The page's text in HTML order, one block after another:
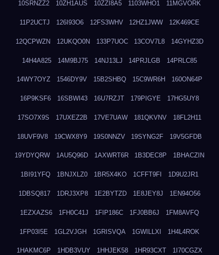
10SRNZZ2 10ZH1AUS 10ZZI8A5 1103WHO1 11MGVORK
11P2UCTJ 126I93O6 12FS3WHV 12HZ1JWW 12K469CE
12QCPWZN 12UKQO0N 133P7UOC 13COV7L8 14GYHZ3D
14H4A825 14M9BJ75 14NJ13LJ 14PRJLGB 14PRLC85
14WY7OYZ 1546DY9V 15B2SHBQ 15C9WR6H 160ON64P
16P9KSF6 16SBWI43 16U7RZJT 179PIGYE 17HG5UY8
17SO7X9S 17UXEZ2B 17VE7UAW 181QKVNV 18FL2H11
18UVF9V8 19CWX8Y9 19S0NNZV 19SYNG2F 19V5GFDB
19YDYQRW 1AU5Q96D 1AXWRT6R 1B3DEC8P 1BHACZIN
1BI91YFQ 1BNJXLZ0 1BR5X4KO 1CFFT9FI 1D9U2JR1
1DBSQ817 1DRJ3XP8 1E2BYTZD 1E8JEY8J 1EN94O56
1EZXAZS6 1FH0C41J 1FIP186C 1FJ0BB6J 1FM8AVFQ
1FP03I5E 1GL2VJGH 1GRISVQA 1GWILLXI 1H4L4ROK
1HAKMC6P 1HDB3VUY 1HHJEK58 1HR93CXT 1I70CGZX